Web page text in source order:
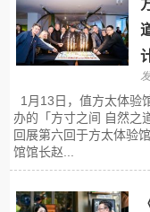
1月13日，值方太体验
办的「方寸之间 自然之
回展第六回于方太体验
馆馆长赵...